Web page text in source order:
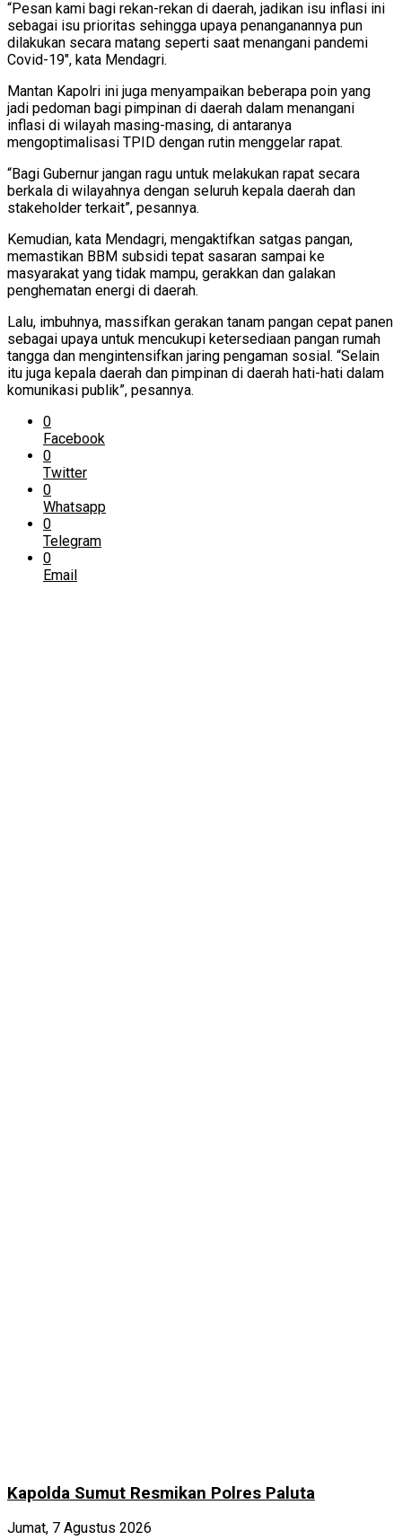
“Pesan kami bagi rekan-rekan di daerah, jadikan isu inflasi ini
sebagai isu prioritas sehingga upaya penanganannya pun
dilakukan secara matang seperti saat menangani pandemi
Covid-19″, kata Mendagri.
Mantan Kapolri ini juga menyampaikan beberapa poin yang
jadi pedoman bagi pimpinan di daerah dalam menangani
inflasi di wilayah masing-masing, di antaranya
mengoptimalisasi TPID dengan rutin menggelar rapat.
“Bagi Gubernur jangan ragu untuk melakukan rapat secara
berkala di wilayahnya dengan seluruh kepala daerah dan
stakeholder terkait”, pesannya.
Kemudian, kata Mendagri, mengaktifkan satgas pangan,
memastikan BBM subsidi tepat sasaran sampai ke
masyarakat yang tidak mampu, gerakkan dan galakan
penghematan energi di daerah.
Lalu, imbuhnya, massifkan gerakan tanam pangan cepat panen
sebagai upaya untuk mencukupi ketersediaan pangan rumah
tangga dan mengintensifkan jaring pengaman sosial. “Selain
itu juga kepala daerah dan pimpinan di daerah hati-hati dalam
komunikasi publik”, pesannya.
0
Facebook
0
Twitter
0
Whatsapp
0
Telegram
0
Email
Kapolda Sumut Resmikan Polres Paluta
Jumat, 7 Agustus 2026